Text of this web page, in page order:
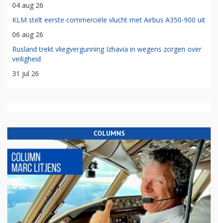
04 aug 26
KLM stelt eerste commerciële vlucht met Airbus A350-900 uit
06 aug 26
Rusland trekt vliegvergunning Izhavia in wegens zorgen over
veiligheid
31 jul 26
COLUMNS